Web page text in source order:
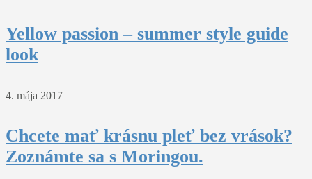
Yellow passion – summer style guide
look
4. mája 2017
Chcete mať krásnu pleť bez vrások?
Zoznámte sa s Moringou.